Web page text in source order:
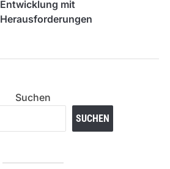
Entwicklung mit
Herausforderungen
Suchen
SUCHEN